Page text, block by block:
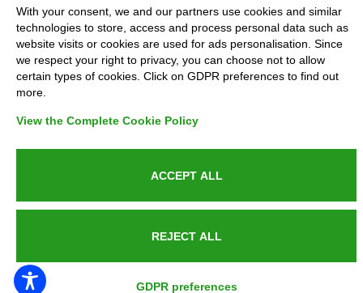
PUBLIC SERVICE ANNOUNCEMENT
Contacts
Azienda certificata UNI EN ISO 9001:2015
P.IVA 05538100727 - C.so Italia n.8 70123, BARI
With your consent, we and our partners use cookies and similar
technologies to store, access and process personal data such as
website visits or cookies are used for ads personalisation. Since
we respect your right to privacy, you can choose not to allow
certain types of cookies. Click on GDPR preferences to find out
more.
View the Complete Cookie Policy
ACCEPT ALL
REJECT ALL
GDPR preferences